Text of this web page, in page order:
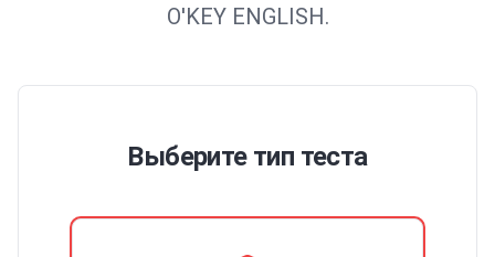
O'KEY ENGLISH.
Выберите тип теста